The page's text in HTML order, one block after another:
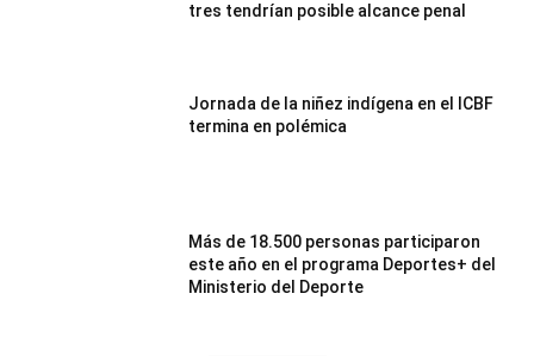
tres tendrían posible alcance penal
Jornada de la niñez indígena en el ICBF
termina en polémica
Más de 18.500 personas participaron
este año en el programa Deportes+ del
Ministerio del Deporte